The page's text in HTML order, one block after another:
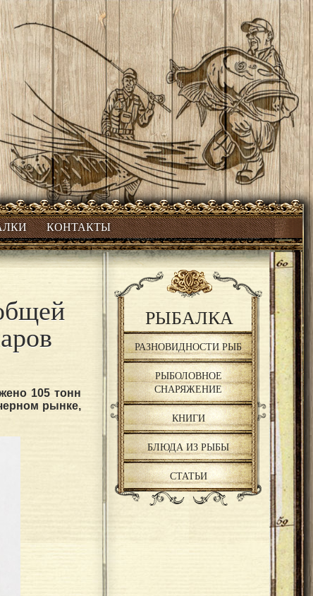
КОНТАКТЫ
105 тонн
рынке,
РЫБАЛКА
РАЗНОВИДНОСТИ РЫБ
РЫБОЛОВНОЕ
СНАРЯЖЕНИЕ
КНИГИ
БЛЮДА ИЗ РЫБЫ
СТАТЬИ